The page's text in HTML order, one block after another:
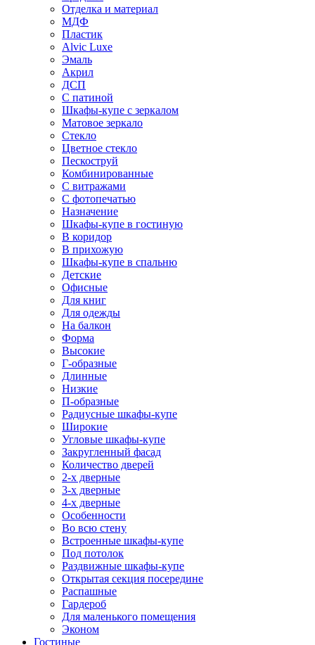
Отделка и материал
МДФ
Пластик
Alvic Luxe
Эмаль
Акрил
ДСП
С патиной
Шкафы-купе с зеркалом
Матовое зеркало
Стекло
Цветное стекло
Пескоструй
Комбинированные
С витражами
С фотопечатью
Назначение
Шкафы-купе в гостиную
В коридор
В прихожую
Шкафы-купе в спальню
Детские
Офисные
Для книг
Для одежды
На балкон
Форма
Высокие
Г-образные
Длинные
Низкие
П-образные
Радиусные шкафы-купе
Широкие
Угловые шкафы-купе
Закругленный фасад
Количество дверей
2-х дверные
3-х дверные
4-х дверные
Особенности
Во всю стену
Встроенные шкафы-купе
Под потолок
Раздвижные шкафы-купе
Открытая секция посередине
Распашные
Гардероб
Для маленького помещения
Эконом
Гостиные